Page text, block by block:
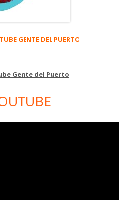
GENTE DEL PUERTO
Gente del Puerto